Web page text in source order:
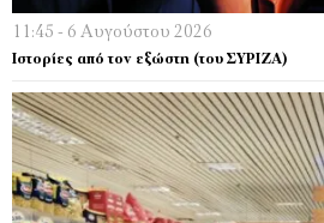
11:45 - 6 Αυγούστου 2026
Ιστορίες από τον εξώστη (του ΣΥΡΙΖΑ)